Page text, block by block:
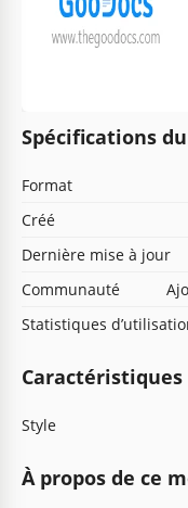
Spécifications
Format
Créé
Dernière mise à jour
Communauté
Statistiques
Style
À propos de ce